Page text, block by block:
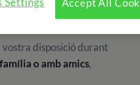
vostra disposició durant
o amb amics,
Accept All